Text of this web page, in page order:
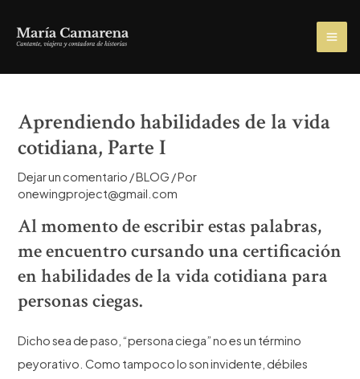
Aprendiendo habilidades de la vida
cotidiana, Parte I
Dejar un comentario /BLOG / Por
onewingproject@gmail.com
Al momento de escribir estas palabras,
me encuentro cursando una certificación
en habilidades de la vida cotidiana para
personas ciegas.
Dicho sea de paso, “persona ciega” no es un término
peyorativo. Como tampoco lo son invidente, débiles